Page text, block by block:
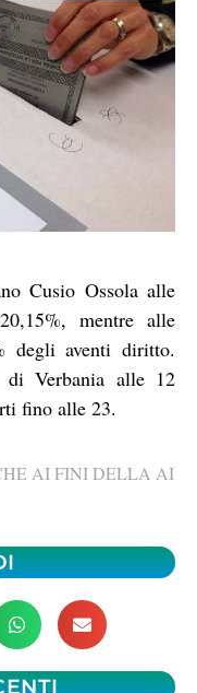
Cusio Ossola alle
mentre alle
degli aventi diritto.
Verbania alle 12
fino alle 23.
AI FINI DELLA AI